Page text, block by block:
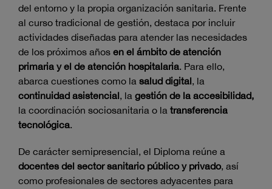
del entorno y la propia organización sanitaria. Frente
al curso tradicional de gestión, destaca por incluir
actividades diseñadas para atender las necesidades
de los próximos años en el ámbito de atención
primaria y el de atención hospitalaria. Para ello,
abarca cuestiones como la salud digital, la
continuidad asistencial, la gestión de la accesibilidad,
la coordinación sociosanitaria o la transferencia
tecnológica.
De carácter semipresencial, el Diploma reúne a
docentes del sector sanitario público y privado, así
como profesionales de sectores adyacentes para